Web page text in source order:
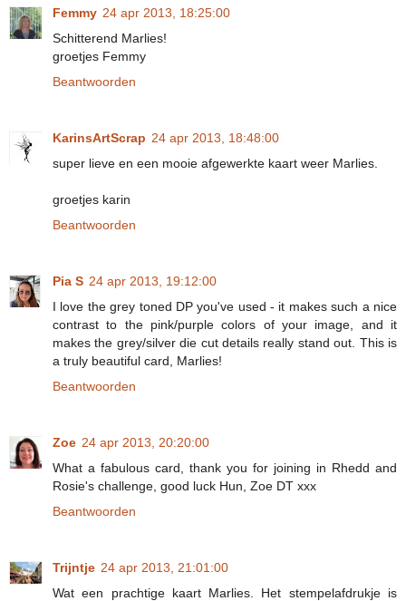
Femmy 24 apr 2013, 18:25:00
Schitterend Marlies!
groetjes Femmy
Beantwoorden
KarinsArtScrap 24 apr 2013, 18:48:00
super lieve en een mooie afgewerkte kaart weer Marlies.
groetjes karin
Beantwoorden
Pia S 24 apr 2013, 19:12:00
I love the grey toned DP you've used - it makes such a nice
contrast to the pink/purple colors of your image, and it
makes the grey/silver die cut details really stand out. This is
a truly beautiful card, Marlies!
Beantwoorden
Zoe 24 apr 2013, 20:20:00
What a fabulous card, thank you for joining in Rhedd and
Rosie's challenge, good luck Hun, Zoe DT xxx
Beantwoorden
Trijntje 24 apr 2013, 21:01:00
Wat een prachtige kaart Marlies. Het stempelafdrukje is